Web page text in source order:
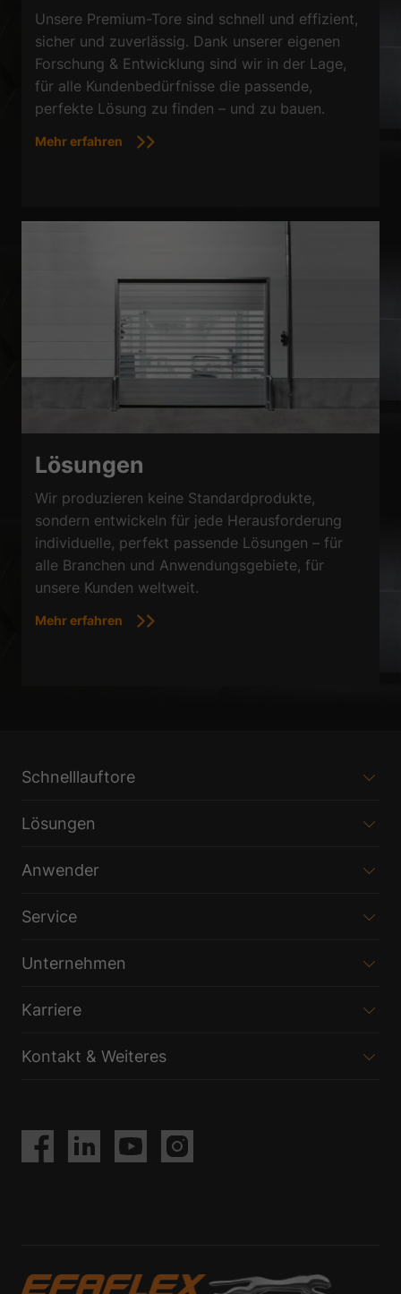
Unsere Premium-Tore sind schnell und effizient,
sicher und zuverlässig. Dank unserer eigenen
Forschung & Entwicklung sind wir in der Lage,
für alle Kundenbedürfnisse die passende,
perfekte Lösung zu finden – und zu bauen.
Mehr erfahren
Lösungen
Wir produzieren keine Standardprodukte,
sondern entwickeln für jede Herausforderung
individuelle, perfekt passende Lösungen – für
alle Branchen und Anwendungsgebiete, für
unsere Kunden weltweit.
Mehr erfahren
Schnelllauftore
Lösungen
Anwender
Service
Unternehmen
Karriere
Kontakt & Weiteres